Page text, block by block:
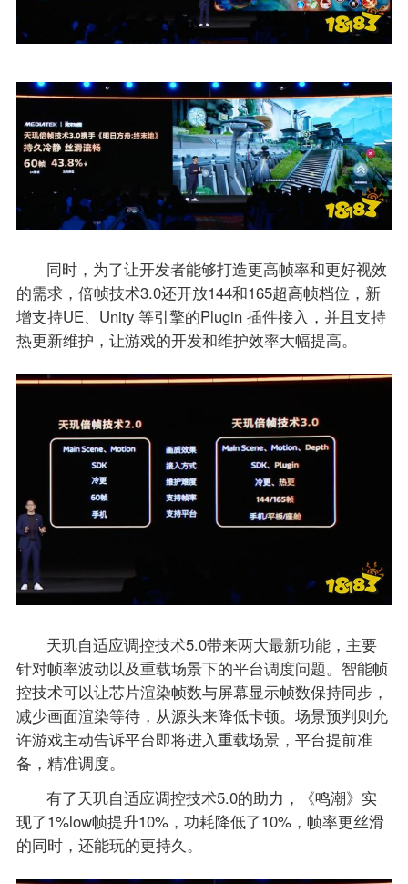
同时，为了让开发者能够打造更高帧率和更好视效
的需求，倍帧技术3.0还开放144和165超高帧档位，新
增支持UE、Unity 等引擎的Plugin 插件接入，并且支持
热更新维护，让游戏的开发和维护效率大幅提高。
天玑自适应调控技术5.0带来两大最新功能，主要
针对帧率波动以及重载场景下的平台调度问题。智能帧
控技术可以让芯片渲染帧数与屏幕显示帧数保持同步，
减少画面渲染等待，从源头来降低卡顿。场景预判则允
许游戏主动告诉平台即将进入重载场景，平台提前准
备，精准调度。
有了天玑自适应调控技术5.0的助力，《鸣潮》实
现了1%low帧提升10%，功耗降低了10%，帧率更丝滑
的同时，还能玩的更持久。